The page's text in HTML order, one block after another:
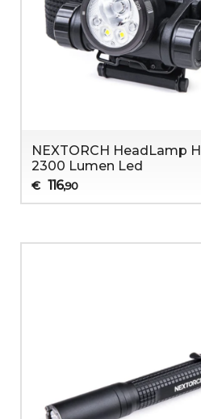
NEXTORCH HeadLamp
2300 Lumen Led
€ 116,90